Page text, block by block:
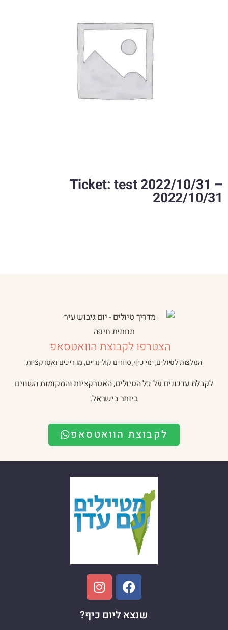
Ticket: test 2022/10/31 –
2022/10/31
הצטרפו לקבוצת הוואטסאפ
המלצות לטיולים, ימי כיף, סיורים קולינריים, מדריכים ואטרקציות
לקבלת עדכונים על כל הטיולים, האטרקציות והמקומות השווים
ביותר בישראל.
לקבוצת הוואטסאפ
שנצא ליום כיף?